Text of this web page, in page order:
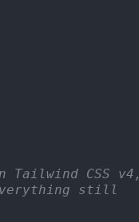
CSS v4,
still